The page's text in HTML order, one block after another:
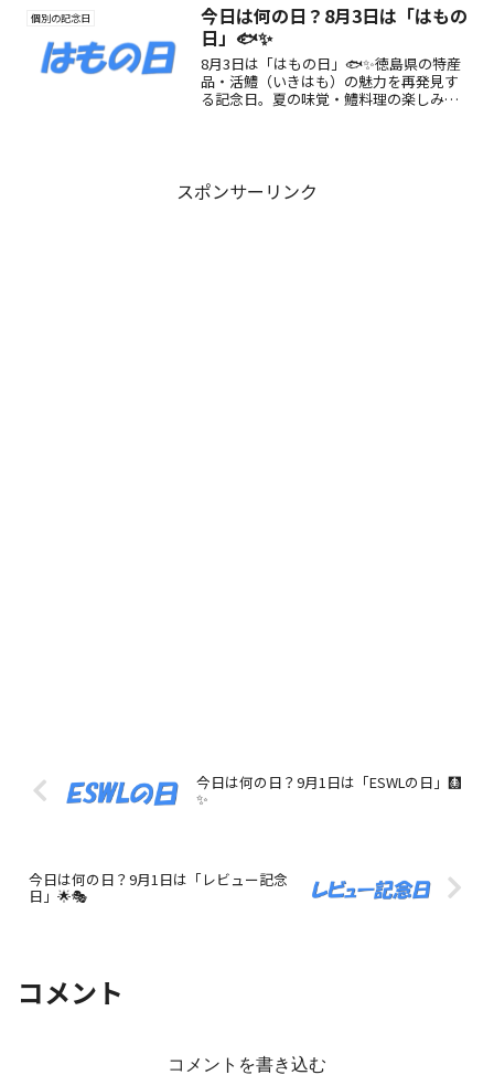
個別の記念日
今日は何の日？8月3日は「はもの
日」🐟✨
8月3日は「はもの日」🐟✨徳島県の特産
品・活鱧（いきはも）の魅力を再発見す
る記念日。夏の味覚・鱧料理の楽しみ方
スポンサーリンク
今日は何の日？9月1日は「ESWLの日」🩻
✨
今日は何の日？9月1日は「レビュー記念
日」🌟🎭
コメント
コメントを書き込む